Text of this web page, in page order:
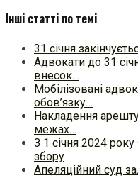
Інші статті по темі
31 січня
Адвокати до 31
внесок…
Мобілізовані
обов’язку…
Накладення
межах…
З 1 січня 2024
збору
Апеляційний суд